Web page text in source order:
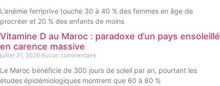
L’anémie ferriprive touche 30 à 40 % des femmes en âge de
procréer et 20 % des enfants de moins
Vitamine D au Maroc : paradoxe d’un pays ensoleillé
en carence massive
juillet 31, 2026 Aucun commentaire
Le Maroc bénéficie de 300 jours de soleil par an, pourtant les
études épidémiologiques montrent que 60 à 80 %